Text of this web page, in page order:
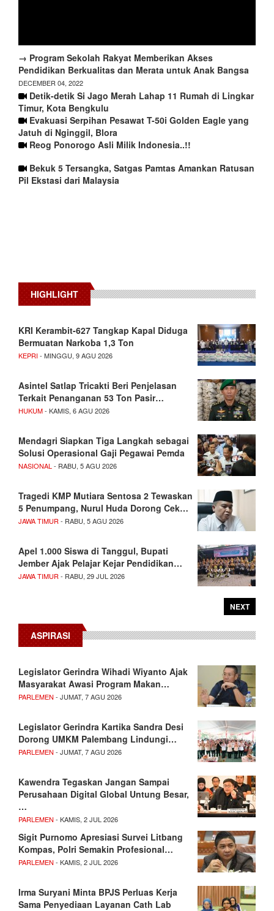
→ Program Sekolah Rakyat Memberikan Akses
Pendidikan Berkualitas dan Merata untuk Anak Bangsa
DECEMBER 04, 2022
Detik-detik Si Jago Merah Lahap 11 Rumah di Lingkar
Timur, Kota Bengkulu
Evakuasi Serpihan Pesawat T-50i Golden Eagle yang
Jatuh di Nginggil, Blora
Reog Ponorogo Asli Milik Indonesia..!!
Bekuk 5 Tersangka, Satgas Pamtas Amankan Ratusan
Pil Ekstasi dari Malaysia
HIGHLIGHT
KRI Kerambit-627 Tangkap Kapal Diduga
Bermuatan Narkoba 1,3 Ton
KEPRI- MINGGU, 9 AGU 2026
Asintel Satlap Tricakti Beri Penjelasan
Terkait Penanganan 53 Ton Pasir…
HUKUM- KAMIS, 6 AGU 2026
Mendagri Siapkan Tiga Langkah sebagai
Solusi Operasional Gaji Pegawai Pemda
NASIONAL - RABU, 5 AGU 2026
Tragedi KMP Mutiara Sentosa 2 Tewaskan
5 Penumpang, Nurul Huda Dorong Cek…
JAWA TIMUR - RABU, 5 AGU 2026
Apel 1.000 Siswa di Tanggul, Bupati
Jember Ajak Pelajar Kejar Pendidikan…
JAWA TIMUR - RABU, 29 JUL 2026
NEXT
ASPIRASI
Legislator Gerindra Wihadi Wiyanto Ajak
Masyarakat Awasi Program Makan…
PARLEMEN - JUMAT, 7 AGU 2026
Legislator Gerindra Kartika Sandra Desi
Dorong UMKM Palembang Lindungi…
PARLEMEN - JUMAT, 7 AGU 2026
Kawendra Tegaskan Jangan Sampai
Perusahaan Digital Global Untung Besar,
…
PARLEMEN - KAMIS, 2 JUL 2026
Sigit Purnomo Apresiasi Survei Litbang
Kompas, Polri Semakin Profesional…
PARLEMEN - KAMIS, 2 JUL 2026
Irma Suryani Minta BPJS Perluas Kerja
Sama Penyediaan Layanan Cath Lab